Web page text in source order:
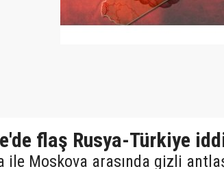
flaş Rusya-Türkiye
ile Moskova arasında gizli